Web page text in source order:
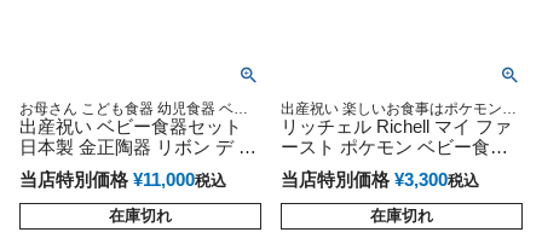
お母さん こども食器 幼児食器 ベビ
ースプーン フォーク 育児スプーン
男の子 女の子 ギフトセット プレゼ
ント インスタ
出産祝い ベビー食器セット
日本製 金正陶器 リボン デ ア
ンジュ
当店特別価格 ¥11,000税込
在庫切れ
出産祝い 楽しいお食事はポケモンと
いっしょに。ベビー食器セット ギフ
トセット 出産祝い
リッチェル Richell マイ ファ
ースト ポケモン ベビー食器
セット ラッピング無料 PO-3
当店特別価格 ¥3,300税込
在庫切れ